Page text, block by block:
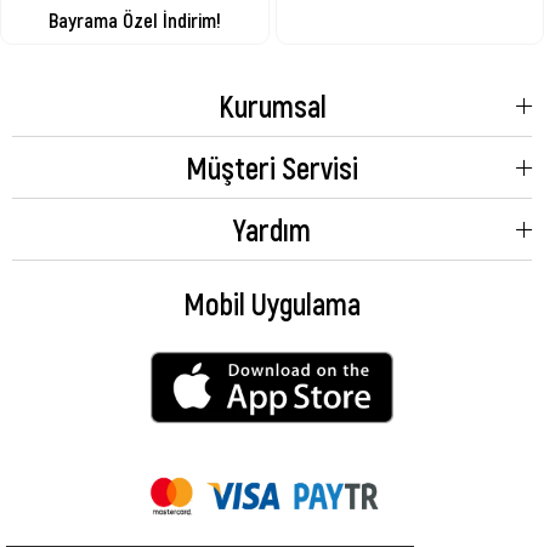
Bayrama Özel İndirim!
Kurumsal
Müşteri Servisi
Yardım
Mobil Uygulama